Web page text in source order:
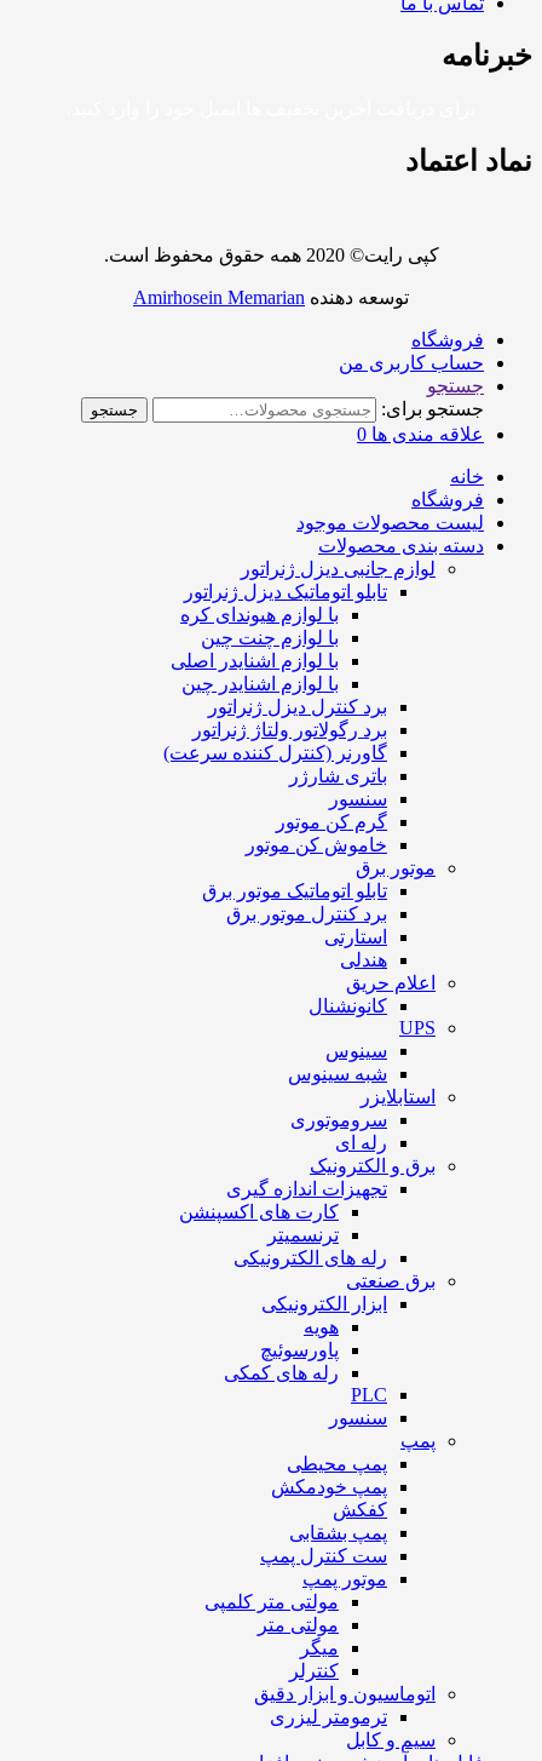
خبرنامه
نماد اعتماد
کپی رایت© 2020 همه حقوق محفوظ است.
توسعه دهنده Amirhosein Memarian
فروشگاه
حساب کاربری من
جستجو
جستجو برای:
جستجو
علاقه مندی ها 0
خانه
فروشگاه
لیست محصولات موجود
دسته بندی محصولات
لوازم جانبی دیزل ژنراتور
تابلو اتوماتیک دیزل ژنراتور
با لوازم هیوندای کره
با لوازم چنت چین
با لوازم اشنایدر اصلی
با لوازم اشنایدر چین
برد کنترل دیزل ژنراتور
برد رگولاتور ولتاژ ژنراتور
گاورنر (کنترل کننده سرعت)
باتری شارژر
سنسور
گرم کن موتور
خاموش کن موتور
موتور برق
تابلو اتوماتیک موتور برق
برد کنترل موتور برق
استارتی
هندلی
اعلام حریق
کانونشنال
UPS
سینوس
شبه سینوس
استابلایزر
سروموتوری
رله ای
برق و الکترونیک
تجهیزات اندازه گیری
کارت های اکسپنشن
ترنسمیتر
رله های الکترونیکی
برق صنعتی
ابزار الکترونیکی
هویه
پاورسوئیچ
رله های کمکی
PLC
سنسور
پمپ
پمپ محیطی
پمپ خودمکش
کفکش
پمپ بشقابی
ست کنترل پمپ
موتور پمپ
مولتی متر کلمپی
مولتی متر
میگر
کنترلر
اتوماسیون و ابزار دقیق
ترمومتر لیزری
سیم و کابل